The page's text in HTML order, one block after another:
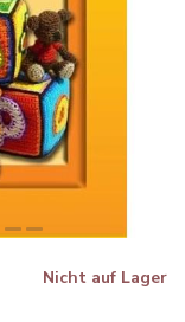
Nicht auf Lager